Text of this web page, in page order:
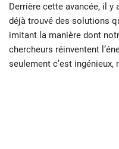
Derrière cette avancée, il y
déjà trouvé des solutions
imitant la manière dont
chercheurs réinventent
seulement c’est ingénieux,